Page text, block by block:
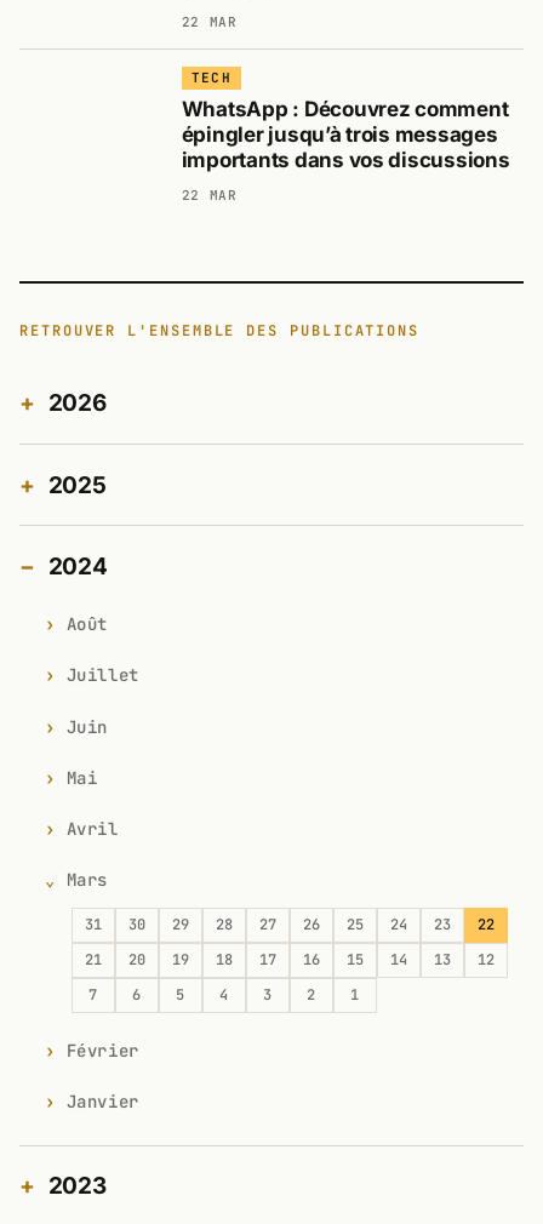
22 MAR
TECH
WhatsApp : Découvrez comment
épingler jusqu’à trois messages
importants dans vos discussions
22 MAR
RETROUVER L'ENSEMBLE DES PUBLICATIONS
2026
2025
2024
Août
Juillet
Juin
Mai
Avril
Mars
31 30 29 28 27 26 25 24 23
22
21
20 19 18 17 16 15 14 13
12
7
6 5 4 3 2 1
Février
Janvier
2023